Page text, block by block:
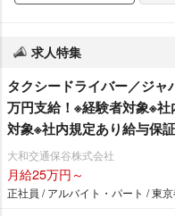
求人特集
タクシードライバー／ジ
万円支給！※経験者対象※
対象※社内規定あり給与保
万円その後4ヶ月間25万円
対象単身社宅完備！家賃
制度あり！女性乗務員大募
大和交通保谷株式会社
月給25万円～
正社員 / アルバイト・パート / 東